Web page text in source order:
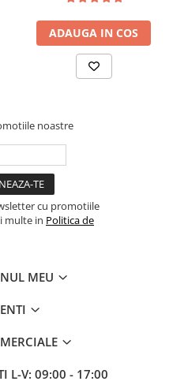
va rugam sa cititi toate
titlu informativ.
pagina - fotografiile,
catre furnizorii, producatorii sau
"Sina magnetica Alba pentru
obligatie contractuala.
valabile in limita stocului disponibil.
ADAUGA IN COS
noastre
cu promotiile
multe in Politica de
MEU
L-V: 09:00 - 17:00